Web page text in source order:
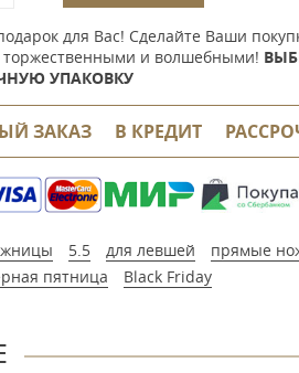
для Вас! Сделайте Ваши
торжественными и волшебными!
УПАКОВКУ
ЗАКАЗ В КРЕДИТ
5.5 для левшей
прямые
пятница
Black Friday